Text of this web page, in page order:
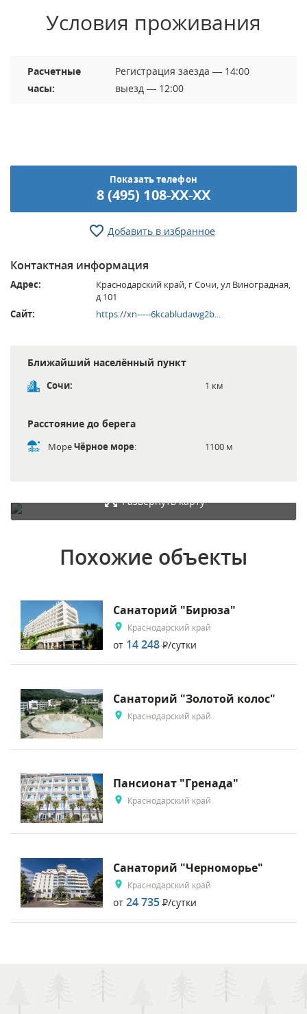
Условия проживания
Расчетные
часы:
Регистрация заезда — 14:00
выезд — 12:00
Показать телефон
8 (495) 108-XX-XX
Добавить в избранное
Контактная информация
Адрес:
Краснодарский край, г Сочи, ул Виноградная,
д 101
Сайт:
https://xn-----6kcabludawg2b...
Ближайший населённый пункт
Сочи: 1 км
Расстояние до берега
МореЧёрное море: 1100 м
Развернуть карту
Похожие объекты
Санаторий "Бирюза"
Краснодарский край
от 14 248 Р/сутки
Санаторий "Золотой колос"
Краснодарский край
Пансионат "Гренада"
Краснодарский край
Санаторий "Черноморье"
Краснодарский край
от 24 735 Р/сутки